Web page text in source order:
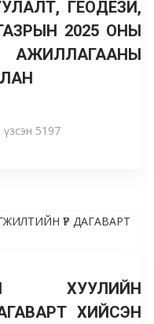
ГЕОДЕЗИ,
2025 ОНЫ
үзсэн 5197
ХУУЛИЙН
ХИЙСЭН